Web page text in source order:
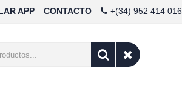
+(34) 952 414 016
CONTACTO
APP